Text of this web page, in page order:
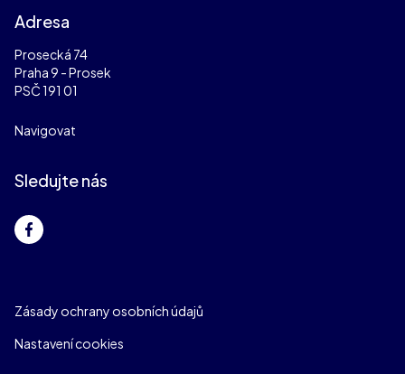
Adresa
Prosecká 74
Praha 9 - Prosek
PSČ 191 01
Navigovat
Sledujte nás
Zásady ochrany osobních údajů
Nastavení cookies